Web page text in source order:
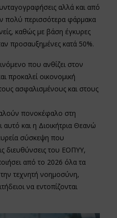
αλλά και από
πολύ περισσότερα φάρμακα
καθώς με βάση έγκυρες
προσαυξημένες κατά 50%.
που ανθίζει στον
προκαλεί οικονομική
ασφαλισμένους και στους
πονοκέφαλο στη
και η Διοικήτρια Θεανώ
σύσκεψη που
διευθύνσεις του ΕΟΠΥΥ,
από το 2026 όλα τα
τεχνητή νοημοσύνη,
να εντοπίζονται